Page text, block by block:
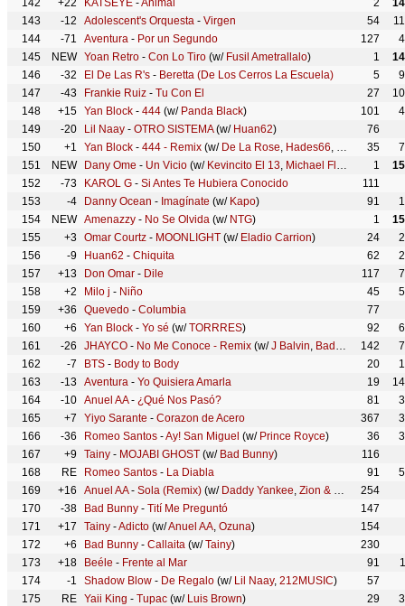
142 +22 KATSEYE -Animal 2
143
-12 Adolescent's Orquesta - Virgen 54
144
-71 Aventura - Por un Segundo 127
145
NEW Yoan Retro - Con Lo Tiro (w/ Fusil Ametrallalo) 1
146
-32 El De Las R's - Beretta (De Los Cerros La Escuela) 5
147
-43 Frankie Ruiz - Tu Con El 27
148
+15 Yan Block - 444 (w/ Panda Black) 101
149
-20 Lil Naay - OTRO SISTEMA(w/ Huan62)
76
150
+1 Yan Block - 444 - Remix (w/ De La Rose, Hades66, Ñengo Flow )
35
151
NEW Dany Ome - Un Vicio (w/ Kevincito El 13, Michael Flores 1
152
-73 KAROL G - Si Antes Te Hubiera Conocido
111
153
-4 Danny Ocean - Imagínate (w/ Kapo) 91
154
NEW Amenazzy - No Se Olvida (w/ NTG) 1
155
+3 Omar Courtz - MOONLIGHT (w/ Eladio Carrion) 24
156
-9 Huan62 - Chiquita 62
157
+13 Don Omar - Dile 117
158
+2 Milo j - Niño 45
159
+36 Quevedo - Columbia
77
160
+6 Yan Block - Yo sé (w/TORRRES) 92
161
-26 JHAYCO - No Me Conoce - Remix (w/J Balvin, Bad Bunny )
142
162
-7 BTS - Body to Body 20
163
-13 Aventura - Yo Quisiera Amarla 19
164
-10 Anuel AA- ¿Qué Nos Pasó? 81
165
+7 Yiyo Sarante - Corazon de Acero 367
166
-36 Romeo Santos -Ay! San Miguel (w/ Prince Royce) 36
167
+9 Tainy - MOJABI GHOST (w/ Bad Bunny)
116
168
RE Romeo Santos - La Diabla 91
169
+16 Anuel AA- Sola (Remix) (w/ Daddy Yankee, Zion & Lennox ,
254
170
-38 Bad Bunny - Tití Me Preguntó
147
171
+17 Tainy -Adicto (w/Anuel AA, Ozuna)
154
172
+6 Bad Bunny - Callaita (w/Tainy)
230
173
+18 Beéle - Frente al Mar 91
174
-1 Shadow Blow - De Regalo (w/ Lil Naay, 212MUSIC)
57
175
RE Yaii King - Tupac (w/ Luis Brown) 29